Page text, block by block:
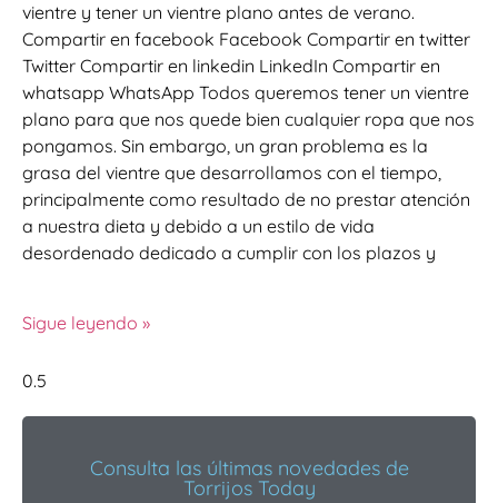
vientre y tener un vientre plano antes de verano.
Compartir en facebook Facebook Compartir en twitter
Twitter Compartir en linkedin LinkedIn Compartir en
whatsapp WhatsApp Todos queremos tener un vientre
plano para que nos quede bien cualquier ropa que nos
pongamos. Sin embargo, un gran problema es la
grasa del vientre que desarrollamos con el tiempo,
principalmente como resultado de no prestar atención
a nuestra dieta y debido a un estilo de vida
desordenado dedicado a cumplir con los plazos y
Sigue leyendo »
Consulta las últimas novedades de
Torrijos Today